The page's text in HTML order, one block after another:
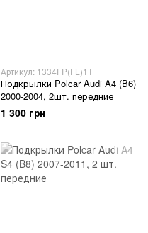
Артикул: 1334FP(FL)1T
Подкрылки Polcar Audi A4 (B6)
2000-2004, 2шт. передние
1 300 грн